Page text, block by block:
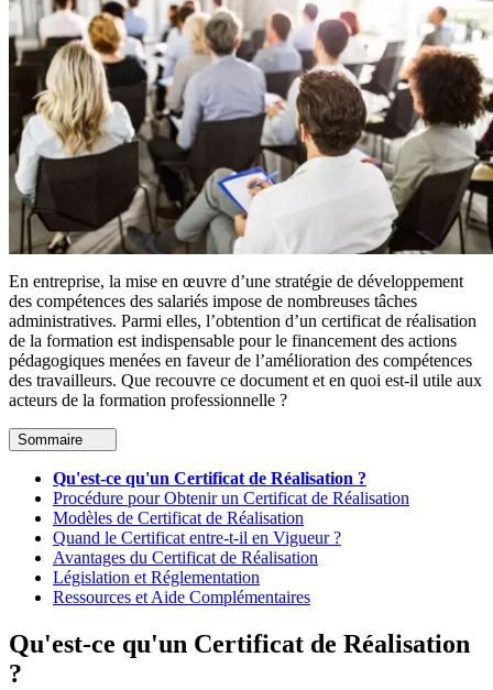
En entreprise, la mise en œuvre d’une stratégie de développement
des compétences des salariés impose de nombreuses tâches
administratives. Parmi elles, l’obtention d’un certificat de réalisation
de la formation est indispensable pour le financement des actions
pédagogiques menées en faveur de l’amélioration des compétences
des travailleurs. Que recouvre ce document et en quoi est-il utile aux
acteurs de la formation professionnelle ?
Sommaire
Qu'est-ce qu'un Certificat de Réalisation ?
Procédure pour Obtenir un Certificat de Réalisation
Modèles de Certificat de Réalisation
Quand le Certificat entre-t-il en Vigueur ?
Avantages du Certificat de Réalisation
Législation et Réglementation
Ressources et Aide Complémentaires
Qu'est-ce qu'un Certificat de Réalisation
?